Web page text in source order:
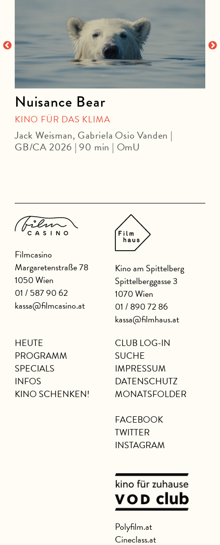
Nuisance Bear
KINO FÜR DAS KLIMA
Jack Weisman, Gabriela Osio Vanden |
GB/CA 2026 | 90 min | OmU
Filmcasino
Margaretenstraße 78
1050 Wien
01 / 587 90 62
kassa@filmcasino.at
Kino am Spittelberg
Spittelberggasse 3
1070 Wien
01 / 890 72 86
kassa@filmhaus.at
HEUTE
PROGRAMM
SPECIALS
INFOS
KINO SCHENKEN!
CLUB LOG-IN
SUCHE
IMPRESSUM
DATENSCHUTZ
MONATSFOLDER
FACEBOOK
TWITTER
INSTAGRAM
Polyfilm.at
Cineclass.at